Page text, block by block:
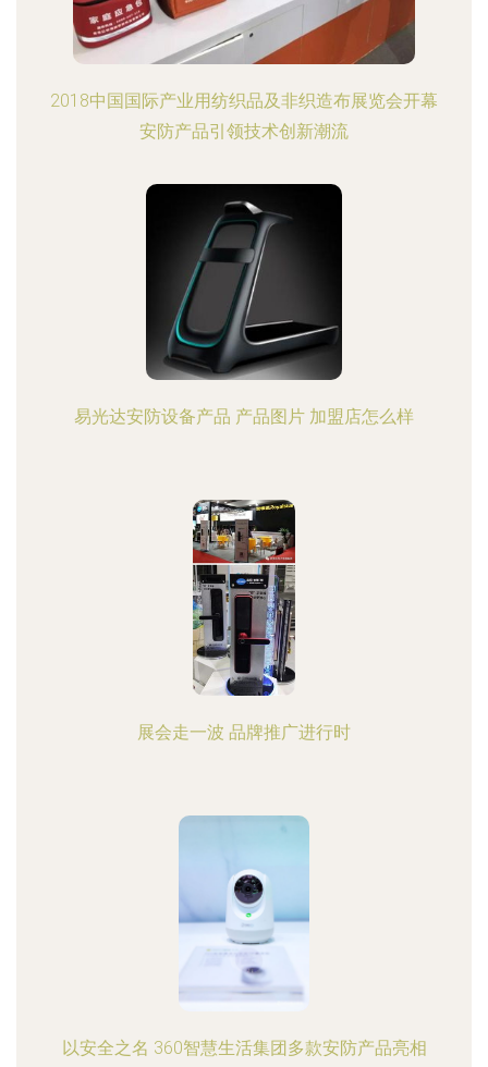
2018中国国际产业用纺织品及非织造布展览会开幕
安防产品引领技术创新潮流
易光达安防设备产品 产品图片 加盟店怎么样
展会走一波 品牌推广进行时
以安全之名 360智慧生活集团多款安防产品亮相